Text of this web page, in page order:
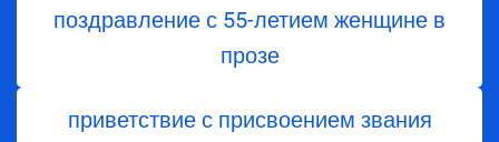
поздравление с 55-летием женщине в
прозе
приветствие с присвоением звания